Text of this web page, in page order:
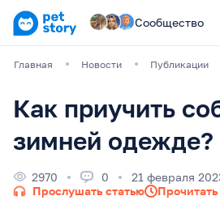
Сообщество
Главная Новости Публикации
Как приучить
зимней одежде?
2970 0
21 февраля
Прослушать статью